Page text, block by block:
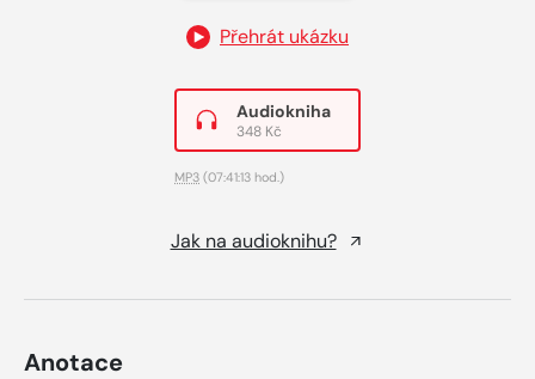
Přehrát ukázku
Audiokniha
348 Kč
MP3 (07:41:13 hod.)
Jak na audioknihu?
Anotace